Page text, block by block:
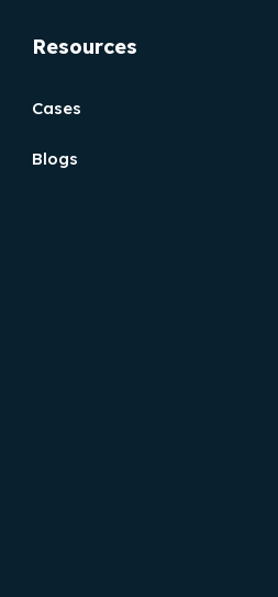
Resources
Cases
Blogs